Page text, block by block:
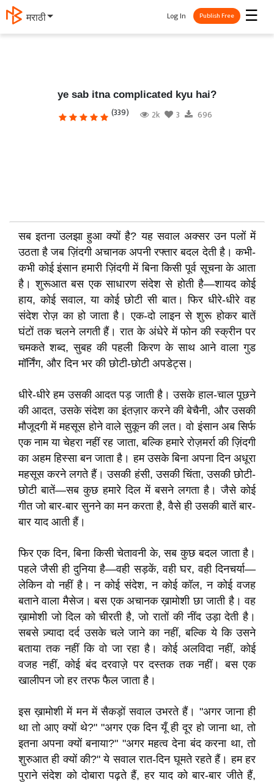
मराठी ☰
Log In Publish Free
ye sab itna complicated kyu hai?
(339) 2k 3 696
सब इतना उलझा हुआ क्यों है? यह सवाल अक्सर उन पलों में
उठता है जब ज़िंदगी अचानक अपनी रफ्तार बदल देती है। कभी-
कभी कोई इंसान हमारी ज़िंदगी में बिना किसी पूर्व सूचना के आता
है। शुरूआत बस एक साधारण संदेश से होती है—शायद कोई
हाय, कोई सवाल, या कोई छोटी सी बात। फिर धीरे-धीरे वह
संदेश रोज़ का हो जाता है। एक-दो लाइन से शुरू होकर बातें
घंटों तक चलने लगती हैं। रात के अंधेरे में फोन की स्क्रीन पर
चमकते शब्द, सुबह की पहली किरण के साथ आने वाला गुड
मॉर्निंग, और दिन भर की छोटी-छोटी अपडेट्स।
धीरे-धीरे हम उसकी आदत पड़ जाती है। उसके हाल-चाल पूछने
की आदत, उसके संदेश का इंतज़ार करने की बेचैनी, और उसकी
मौजूदगी में महसूस होने वाले सुकून की लत। वो इंसान अब सिर्फ
एक नाम या चेहरा नहीं रह जाता, बल्कि हमारे रोज़मर्रा की ज़िंदगी
का अहम हिस्सा बन जाता है। हम उसके बिना अपना दिन अधूरा
महसूस करने लगते हैं। उसकी हंसी, उसकी चिंता, उसकी छोटी-
छोटी बातें—सब कुछ हमारे दिल में बसने लगता है। जैसे कोई
गीत जो बार-बार सुनने का मन करता है, वैसे ही उसकी बातें बार-
बार याद आती हैं।
फिर एक दिन, बिना किसी चेतावनी के, सब कुछ बदल जाता है।
पहले जैसी ही दुनिया है—वही सड़कें, वही घर, वही दिनचर्या—
लेकिन वो नहीं है। न कोई संदेश, न कोई कॉल, न कोई वजह
बताने वाला मैसेज। बस एक अचानक ख़ामोशी छा जाती है। वह
ख़ामोशी जो दिल को चीरती है, जो रातों की नींद उड़ा देती है।
सबसे ज़्यादा दर्द उसके चले जाने का नहीं, बल्कि ये कि उसने
बताया तक नहीं कि वो जा रहा है। कोई अलविदा नहीं, कोई
वजह नहीं, कोई बंद दरवाज़े पर दस्तक तक नहीं। बस एक
खालीपन जो हर तरफ फैल जाता है।
इस ख़ामोशी में मन में सैकड़ों सवाल उभरते हैं। "अगर जाना ही
था तो आए क्यों थे?" "अगर एक दिन यूँ ही दूर हो जाना था, तो
इतना अपना क्यों बनाया?" "अगर महत्व देना बंद करना था, तो
शुरुआत ही क्यों की?" ये सवाल रात-दिन घूमते रहते हैं। हम हर
पुराने संदेश को दोबारा पढ़ते हैं, हर याद को बार-बार जीते हैं,